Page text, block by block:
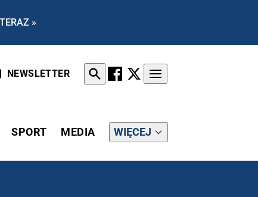
»
NEWSLETTER
SPORT MEDIA WIĘCEJ